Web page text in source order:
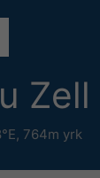
Zell
764m yrk